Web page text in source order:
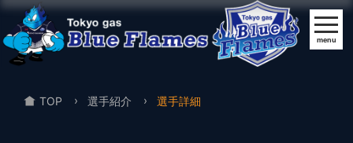
menu
TOP 選手紹介 選手詳細